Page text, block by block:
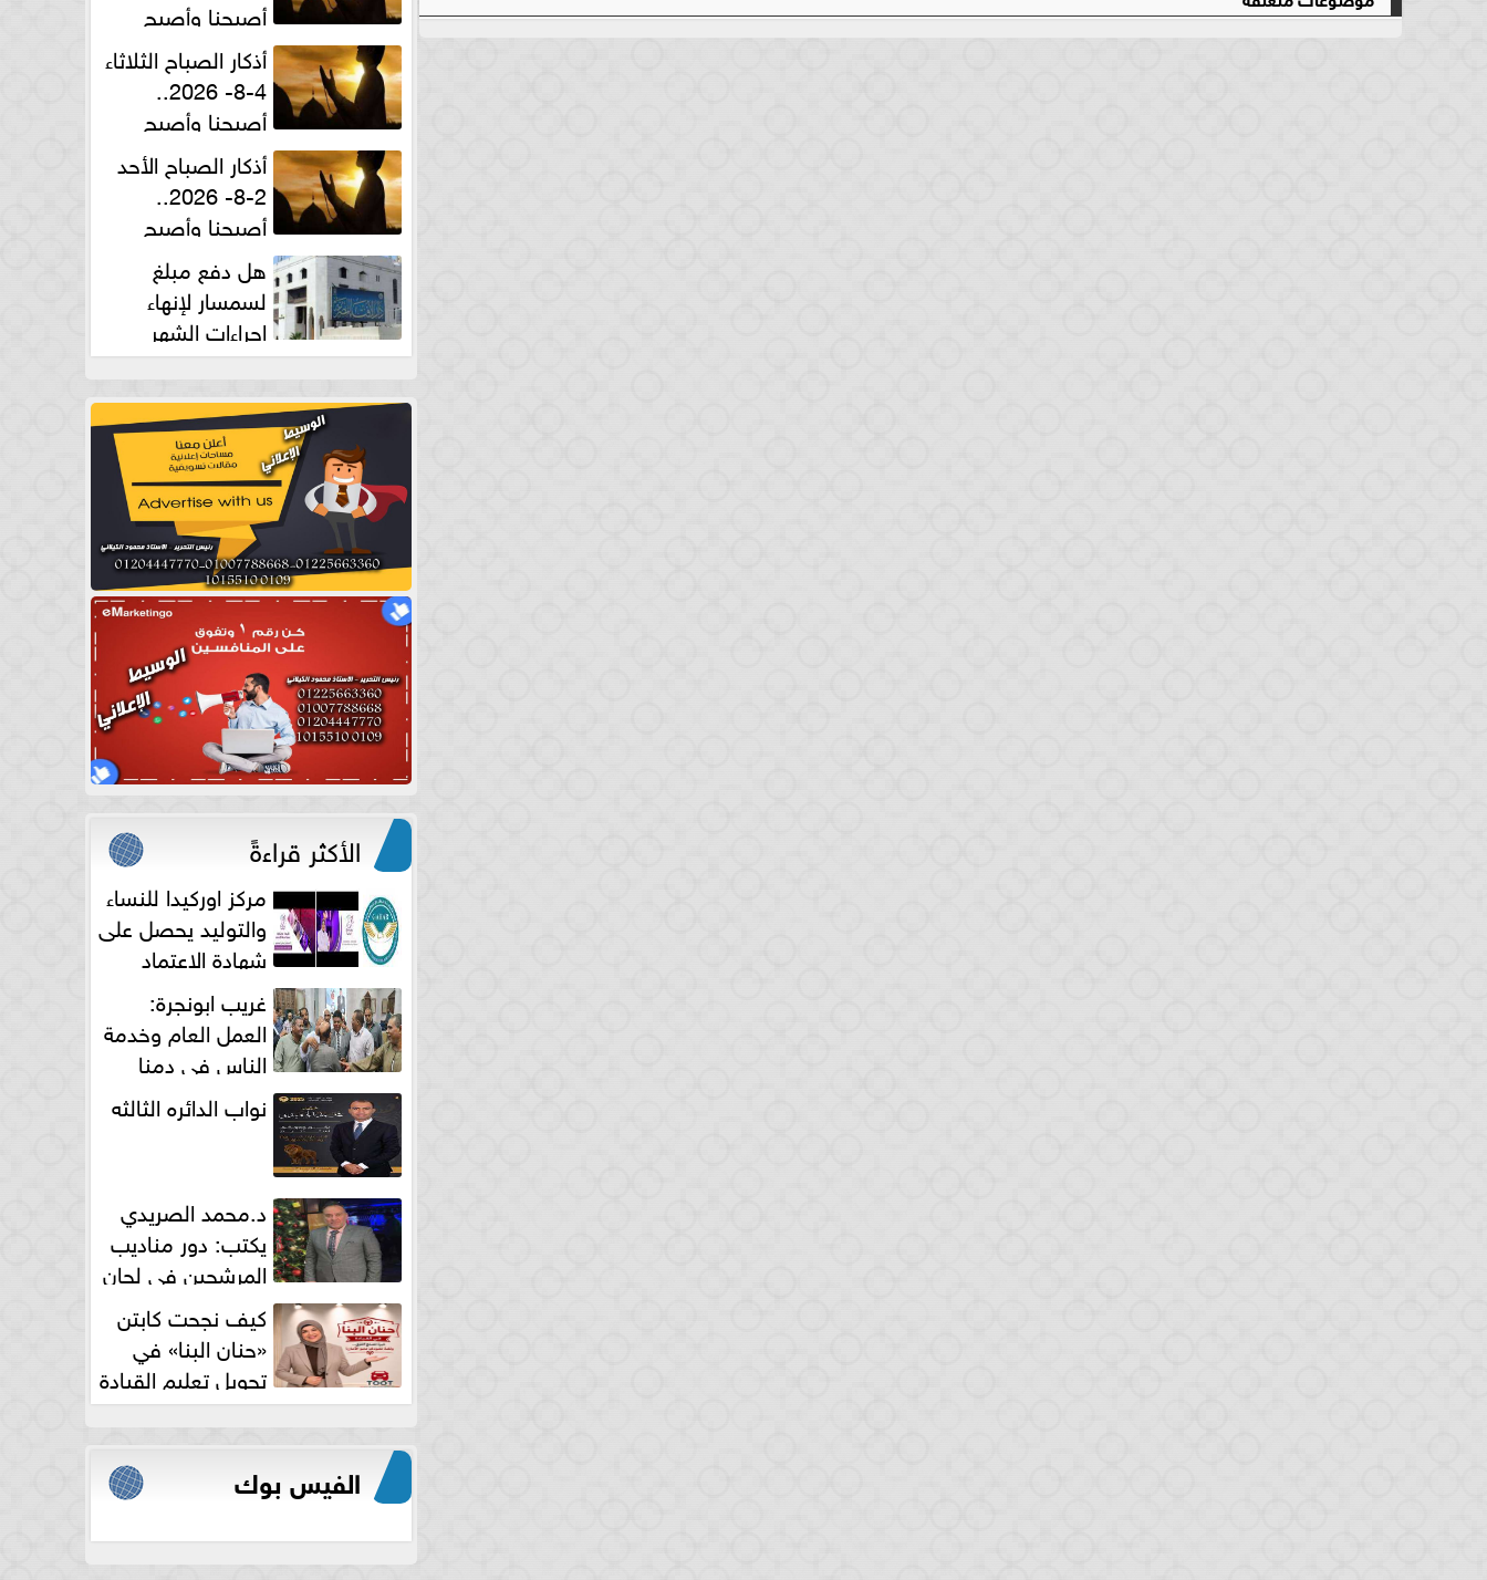
أصبحنا وأصبح
الملك لله والحمد للهأذكار الصباح الثلاثاء
4-8- 2026..
أصبحنا وأصبح
الملك لله والحمد للهأذكار الصباح الأحد
2-8- 2026..
أصبحنا وأصبح
الملك لله والحمد للههل دفع مبلغ
لسمسار لإنهاء
إجراءات الشهر
العقارى حلال؟.. أمين الفتوى يجيب
الأكثر قراءةً
مركز اوركيدا للنساء
والتوليد يحصل على
شهادة الاعتماد
الكامل
غريب ابونجرة:
العمل العام وخدمة
الناس فى دمنا
نواب الدائره الثالثه
د.محمد الصريدي
يكتب: دور مناديب
المرشحين في لجان
الانتخابات
كيف نجحت كابتن
«حنان البنا» في
تحويل تعليم القيادة
النسائية من خوف...
الفيس بوك